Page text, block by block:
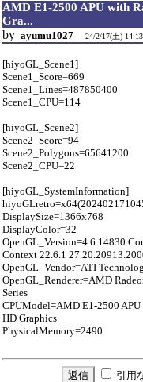
AMD E1-2500 APU with
Gra...
by ayumu1027 24/2/17(土) 14:13
[hiyoGL_Scene1]
Scene1_Score=669
Scene1_Lines=487850400
Scene1_CPU=114
[hiyoGL_Scene2]
Scene2_Score=94
Scene2_Polygons=65641200
Scene2_CPU=22
[hiyoGL_SystemInformation]
DisplaySize=1366x768
DisplayColor=32
OpenGL_Version=4.6.14830
Context 22.6.1
OpenGL_Vendor=ATI
OpenGL_Renderer=AMD
Series
CPUModel=AMD E1-2500
HD Graphics
PhysicalMemory=2490
引用